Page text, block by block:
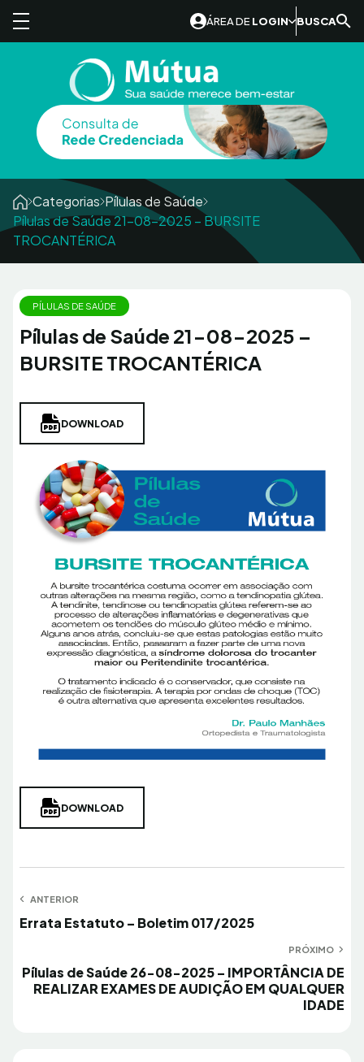
ÁREA DE LOGIN BUSCA
Categorias Pílulas de Saúde
Pílulas de Saúde 21-08-2025 – BURSITE
TROCANTÉRICA
PÍLULAS DE SAÚDE
Pílulas de Saúde 21-08-2025 –
BURSITE TROCANTÉRICA
DOWNLOAD
DOWNLOAD
Navegação
de
ANTERIOR
Anterior
Errata Estatuto – Boletim 017/2025
PRÓXIMO
Próximo
Pílulas de Saúde 26-08-2025 – IMPORTÂNCIA DE
REALIZAR EXAMES DE AUDIÇÃO EM QUALQUER
IDADE